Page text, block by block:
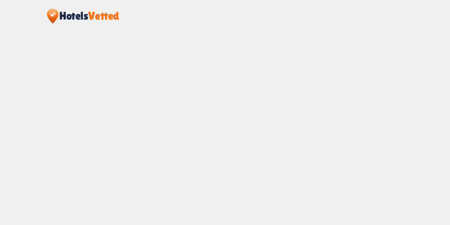
HotelsVetted